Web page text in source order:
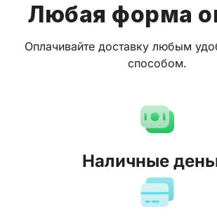
Любая форма
Оплачивайте доставку любым
способом.
Наличные